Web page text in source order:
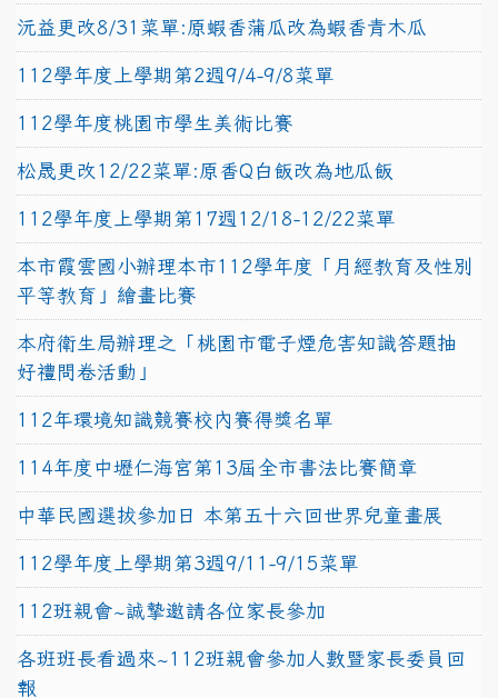
沅益更改8/31菜單:原蝦香蒲瓜改為蝦香青木瓜
112學年度上學期第2週9/4-9/8菜單
112學年度桃園市學生美術比賽
松晟更改12/22菜單:原香Q白飯改為地瓜飯
112學年度上學期第17週12/18-12/22菜單
本市霞雲國小辦理本市112學年度「月經教育及性別
平等教育」繪畫比賽
本府衛生局辦理之「桃園市電子煙危害知識答題抽
好禮問卷活動」
112年環境知識競賽校內賽得獎名單
114年度中壢仁海宮第13屆全市書法比賽簡章
中華民國選拔參加日 本第五十六回世界兒童畫展
112學年度上學期第3週9/11-9/15菜單
112班親會~誠摯邀請各位家長參加
各班班長看過來~112班親會參加人數暨家長委員回
報